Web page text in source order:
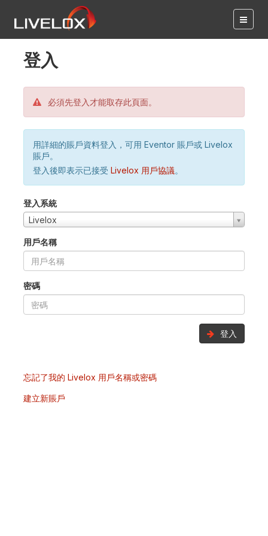
登入
必須先登入才能取存此頁面。
用詳細的賬戶資料登入，可用 Eventor 賬戶或 Livelox
賬戶。
登入後即表示已接受 Livelox 用戶協議。
登入系統
Livelox
用戶名稱
密碼
登入
忘記了我的 Livelox 用戶名稱或密碼
建立新賬戶